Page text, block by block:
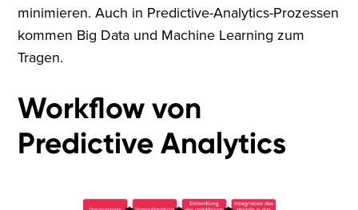
minimieren. Auch in Predictive-Analytics-Prozessen
kommen Big Data und Machine Learning zum
Tragen.
Workflow von
Predictive Analytics